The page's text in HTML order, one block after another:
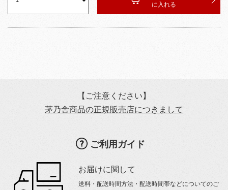
に入れる
【ご注意ください】
茅乃舎商品の正規販売店につきまして
ご利用ガイド
お届けに関して
送料・配送時間方法・配送時間帯などについてのご